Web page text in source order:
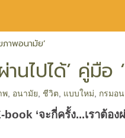
ภาพอนามัย’
านไปได้’ คู่มื
พ อนามัย ชีวิต แบบใหม่ กรมอ
book ‘จะกี่ครั้ง...เราต้อง